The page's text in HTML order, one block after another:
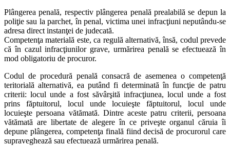
Plângerea penală, respectiv plângerea penală prealabilă se depun la
poliţie sau la parchet, în penal, victima unei infracţiuni neputându-se
adresa direct instanţei de judecată.
Competenţa materială este, ca regulă alternativă, însă, codul prevede
că în cazul infracţiunilor grave, urmărirea penală se efectuează în
mod obligatoriu de procuror.
Codul de procedură penală consacră de asemenea o competenţă
teritorială alternativă, ea putând fi determinată în funcţie de patru
criterii: locul unde a fost săvârşită infracţiunea, locul unde a fost
prins făptuitorul, locul unde locuieşte făptuitorul, locul unde
locuieşte persoana vătămată. Dintre aceste patru criterii, persoana
vătămată are libertate de alegere în ce priveşte organul căruia îi
depune plângerea, competenţa finală fiind decisă de procurorul care
supraveghează sau efectuează urmărirea penală.